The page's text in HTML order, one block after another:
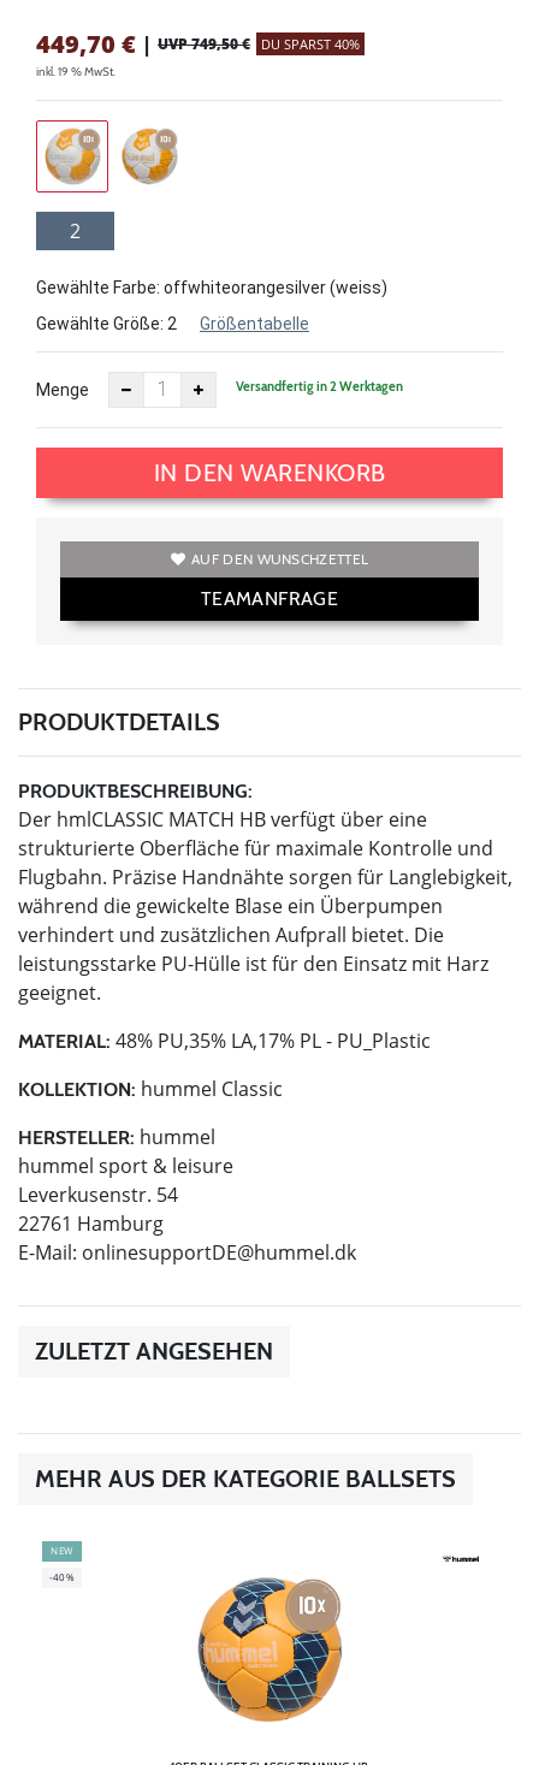
449,70 € | UVP 749,50 € DU SPARST 40%
inkl. 19 % MwSt.
2
Gewählte Farbe: offwhiteorangesilver (weiss)
Gewählte Größe: 2 Größentabelle
Menge Versandfertig in 2 Werktagen
IN DEN WARENKORB
AUF DEN WUNSCHZETTEL
TEAMANFRAGE
PRODUKTDETAILS
PRODUKTBESCHREIBUNG:
Der hmlCLASSIC MATCH HB verfügt über eine
strukturierte Oberfläche für maximale Kontrolle und
Flugbahn. Präzise Handnähte sorgen für Langlebigkeit,
während die gewickelte Blase ein Überpumpen
verhindert und zusätzlichen Aufprall bietet. Die
leistungsstarke PU-Hülle ist für den Einsatz mit Harz
geeignet.
MATERIAL: 48% PU,35% LA,17% PL - PU_Plastic
KOLLEKTION: hummel Classic
HERSTELLER: hummel
hummel sport & leisure
Leverkusenstr. 54
22761 Hamburg
E-Mail: onlinesupportDE@hummel.dk
ZULETZT ANGESEHEN
MEHR AUS DER KATEGORIE BALLSETS
NEW
-40%